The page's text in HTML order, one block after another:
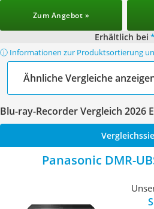
Zum Angebot »
Erhältlich bei *
ⓘ Informationen zur Produktsortierung
Ähnliche Vergleiche
Blu-ray-Recorder Vergleich 2026
Panasonic DMR-